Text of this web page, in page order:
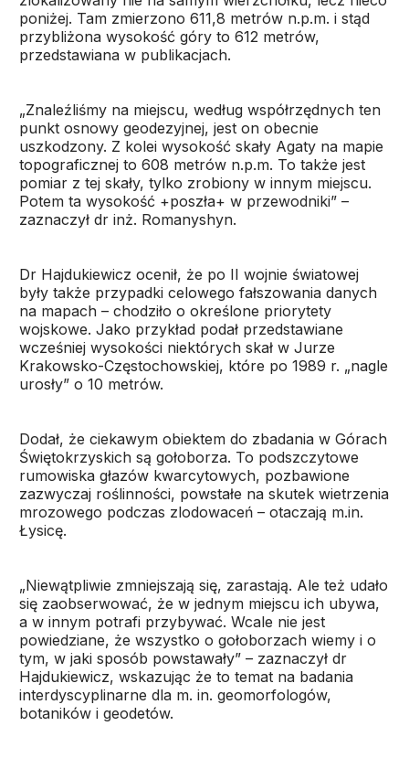
poniżej. Tam zmierzono 611,8 metrów n.p.m. i stąd
przybliżona wysokość góry to 612 metrów,
przedstawiana w publikacjach.
„Znaleźliśmy na miejscu, według współrzędnych ten
punkt osnowy geodezyjnej, jest on obecnie
uszkodzony. Z kolei wysokość skały Agaty na mapie
topograficznej to 608 metrów n.p.m. To także jest
pomiar z tej skały, tylko zrobiony w innym miejscu.
Potem ta wysokość +poszła+ w przewodniki” –
zaznaczył dr inż. Romanyshyn.
Dr Hajdukiewicz ocenił, że po II wojnie światowej
były także przypadki celowego fałszowania danych
na mapach – chodziło o określone priorytety
wojskowe. Jako przykład podał przedstawiane
wcześniej wysokości niektórych skał w Jurze
Krakowsko-Częstochowskiej, które po 1989 r. „nagle
urosły” o 10 metrów.
Dodał, że ciekawym obiektem do zbadania w Górach
Świętokrzyskich są gołoborza. To podszczytowe
rumowiska głazów kwarcytowych, pozbawione
zazwyczaj roślinności, powstałe na skutek wietrzenia
mrozowego podczas zlodowaceń – otaczają m.in.
Łysicę.
„Niewątpliwie zmniejszają się, zarastają. Ale też udało
się zaobserwować, że w jednym miejscu ich ubywa,
a w innym potrafi przybywać. Wcale nie jest
powiedziane, że wszystko o gołoborzach wiemy i o
tym, w jaki sposób powstawały” – zaznaczył dr
Hajdukiewicz, wskazując że to temat na badania
interdyscyplinarne dla m. in. geomorfologów,
botaników i geodetów.